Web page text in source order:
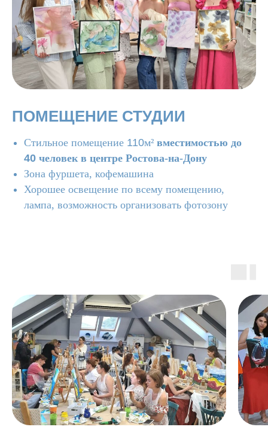
ПОМЕЩЕНИЕ СТУДИИ
Стильное помещение 110м² вместимостью до
40 человек в центре Ростова-на-Дону
Зона фуршета, кофемашина
Хорошее освещение по всему помещению,
лампа, возможность организовать фотозону